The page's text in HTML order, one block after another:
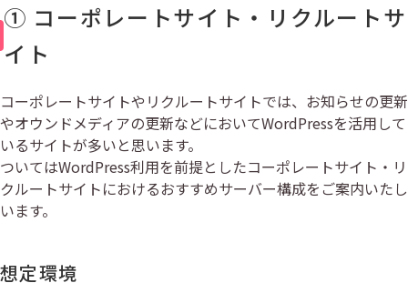
① コーポレートサイト・リクルートサ
イト
コーポレートサイトやリクルートサイトでは、お知らせの更新
やオウンドメディアの更新などにおいてWordPressを活用して
いるサイトが多いと思います。
ついてはWordPress利用を前提としたコーポレートサイト・リ
クルートサイトにおけるおすすめサーバー構成をご案内いたし
います。
想定環境